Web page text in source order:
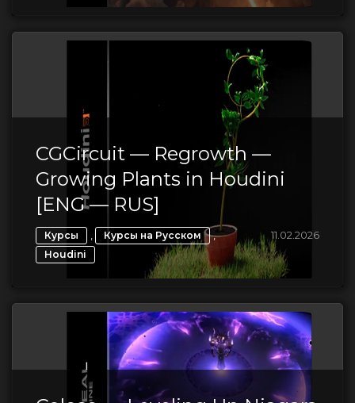
CGCircuit — Regrowth —
Growing Plants in Houdini
[ENG — RUS]
Курсы , Курсы на Русском ,
Houdini
11.02.2026